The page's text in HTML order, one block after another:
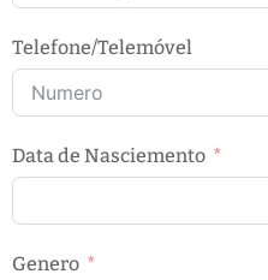
Telefone/Telemóvel
Data de Nasciemento
Genero